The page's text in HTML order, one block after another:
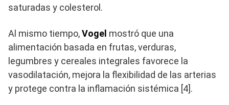
saturadas y colesterol.
Al mismo tiempo,Vogel mostró que una
alimentación basada en frutas, verduras,
legumbres y cereales integrales favorece la
vasodilatación, mejora la flexibilidad de las arterias
y protege contra la inflamación sistémica [4].